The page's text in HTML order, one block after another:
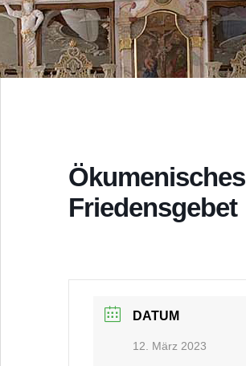
Ökumenisches
Friedensgebet
DATUM
12. März 2023